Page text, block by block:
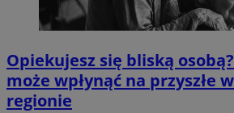
Opiekujesz się bliską
może wpłynąć na przyszłe
regionie